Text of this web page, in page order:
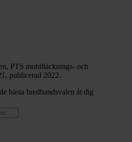
PTS mobiltäcknings- och
publicerad 2022.
bästa bredbandsvalen åt dig